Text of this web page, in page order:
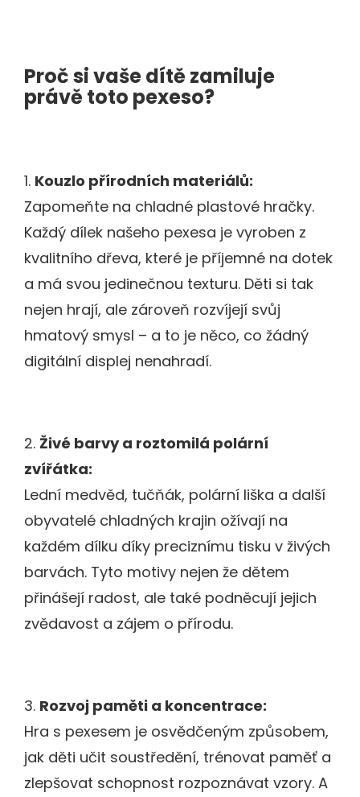
Proč si vaše dítě zamiluje
právě toto pexeso?
1. Kouzlo přírodních materiálů:
Zapomeňte na chladné plastové hračky.
Každý dílek našeho pexesa je vyroben z
kvalitního dřeva, které je příjemné na dotek
a má svou jedinečnou texturu. Děti si tak
nejen hrají, ale zároveň rozvíjejí svůj
hmatový smysl – a to je něco, co žádný
digitální displej nenahradí.
2. Živé barvy a roztomilá polární
zvířátka:
Lední medvěd, tučňák, polární liška a další
obyvatelé chladných krajin ožívají na
každém dílku díky preciznímu tisku v živých
barvách. Tyto motivy nejen že dětem
přinášejí radost, ale také podněcují jejich
zvědavost a zájem o přírodu.
3. Rozvoj paměti a koncentrace:
Hra s pexesem je osvědčeným způsobem,
jak děti učit soustředění, trénovat paměť a
zlepšovat schopnost rozpoznávat vzory. A